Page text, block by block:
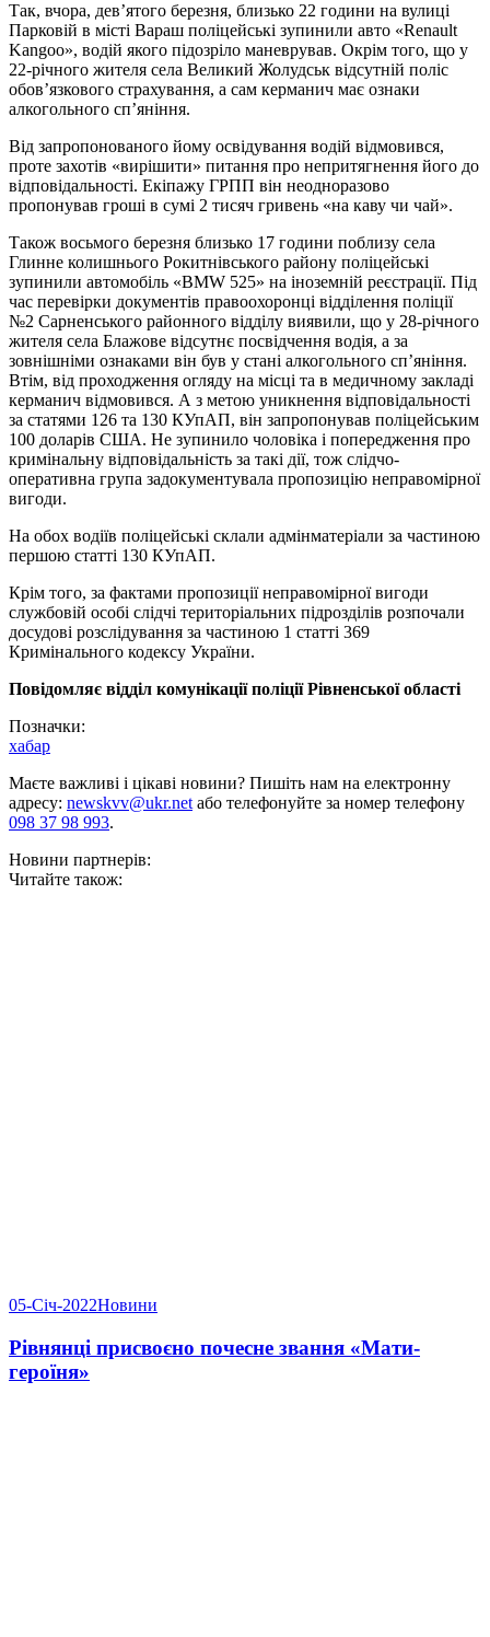
Так, вчора, дев’ятого березня, близько 22 години на вулиці
Парковій в місті Вараш поліцейські зупинили авто «Renault
Kangoo», водій якого підозріло маневрував. Окрім того, що у
22-річного жителя села Великий Жолудськ відсутній поліс
обов’язкового страхування, а сам керманич має ознаки
алкогольного сп’яніння.
Від запропонованого йому освідування водій відмовився,
проте захотів «вирішити» питання про непритягнення його до
відповідальності. Екіпажу ГРПП він неодноразово
пропонував гроші в сумі 2 тисяч гривень «на каву чи чай».
Також восьмого березня близько 17 години поблизу села
Глинне колишнього Рокитнівського району поліцейські
зупинили автомобіль «BMW 525» на іноземній реєстрації. Під
час перевірки документів правоохоронці відділення поліції
№2 Сарненського районного відділу виявили, що у 28-річного
жителя села Блажове відсутнє посвідчення водія, а за
зовнішніми ознаками він був у стані алкогольного сп’яніння.
Втім, від проходження огляду на місці та в медичному закладі
керманич відмовився. А з метою уникнення відповідальності
за статями 126 та 130 КУпАП, він запропонував поліцейським
100 доларів США. Не зупинило чоловіка і попередження про
кримінальну відповідальність за такі дії, тож слідчо-
оперативна група задокументувала пропозицію неправомірної
вигоди.
На обох водіїв поліцейські склали адмінматеріали за частиною
першою статті 130 КУпАП.
Крім того, за фактами пропозиції неправомірної вигоди
службовій особі слідчі територіальних підрозділів розпочали
досудові розслідування за частиною 1 статті 369
Кримінального кодексу України.
Повідомляє відділ комунікації поліції Рівненської області
Позначки:
хабар
Маєте важливі і цікаві новини? Пишіть нам на електронну
адресу: newskvv@ukr.netабо телефонуйте за номер телефону
098 37 98 993.
Новини партнерів:
Читайте також:
05-Січ-2022Новини
Рівнянці присвоєно почесне звання «Мати-
героїня»